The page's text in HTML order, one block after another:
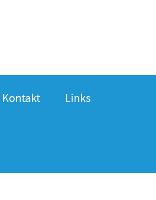
Kontakt Links